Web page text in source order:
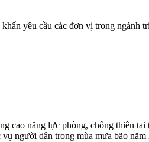
yêu cầu các đơn vị trong ngành
cao năng lực phòng, chống thiên tai
người dân trong mùa mưa bão năm